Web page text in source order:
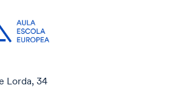
Lorda, 34